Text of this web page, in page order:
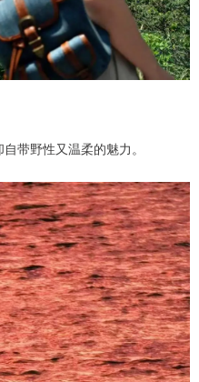
带野性又温柔的魅力。